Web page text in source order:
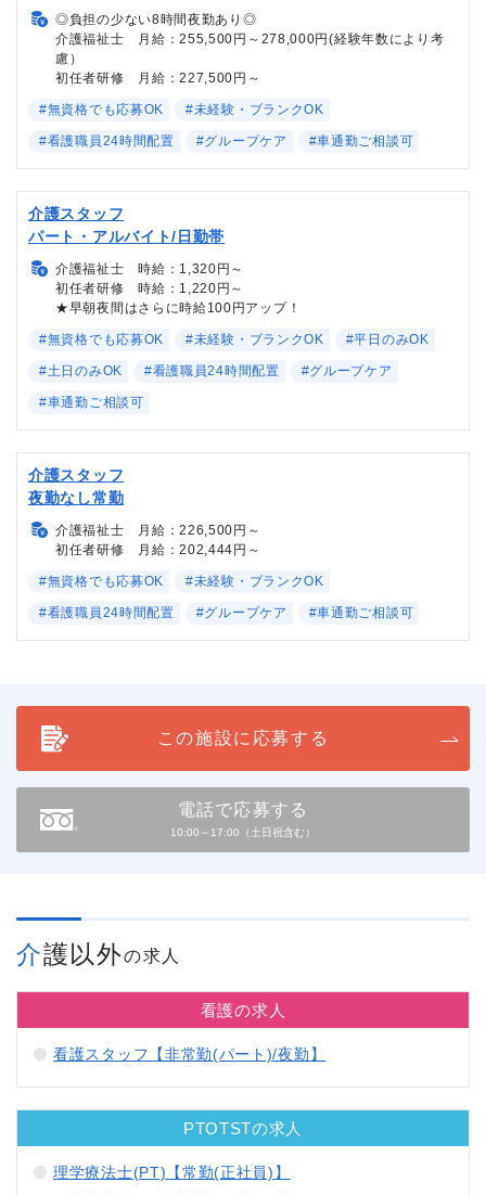
◎負担の少ない8時間夜勤あり◎
介護福祉士 月給：255,500円～278,000円(経験年数により考
慮）
初任者研修 月給：227,500円～
#無資格でも応募OK #未経験・ブランクOK
#看護職員24時間配置 #グループケア #車通勤ご相談可
介護スタッフ
パート・アルバイト/日勤帯
介護福祉士 時給：1,320円～
初任者研修 時給：1,220円～
★早朝夜間はさらに時給100円アップ！
#無資格でも応募OK #未経験・ブランクOK #平日のみOK
#土日のみOK #看護職員24時間配置 #グループケア
#車通勤ご相談可
介護スタッフ
夜勤なし常勤
介護福祉士 月給：226,500円～
初任者研修 月給：202,444円～
#無資格でも応募OK #未経験・ブランクOK
#看護職員24時間配置 #グループケア #車通勤ご相談可
この施設に応募する
電話で応募する
10:00～17:00（土日祝含む）
介護以外の求人
看護の求人
看護スタッフ【非常勤(パート)/夜勤】
PTOTSTの求人
理学療法士(PT)【常勤(正社員)】